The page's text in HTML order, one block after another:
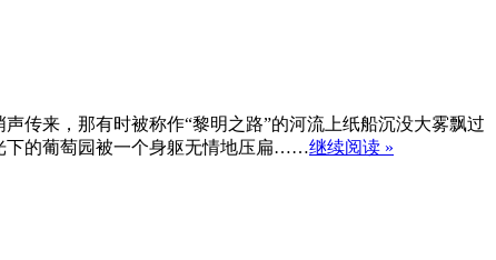
传来，那有时被称作“黎明之路”的河流上纸船沉没大雾飘过
下的葡萄园被一个身躯无情地压扁……继续阅读 »